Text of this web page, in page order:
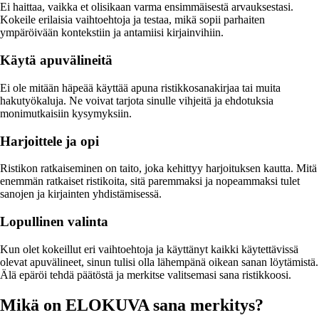
Ei haittaa, vaikka et olisikaan varma ensimmäisestä arvauksestasi.
Kokeile erilaisia vaihtoehtoja ja testaa, mikä sopii parhaiten
ympäröivään kontekstiin ja antamiisi kirjainvihiin.
Käytä apuvälineitä
Ei ole mitään häpeää käyttää apuna ristikkosanakirjaa tai muita
hakutyökaluja. Ne voivat tarjota sinulle vihjeitä ja ehdotuksia
monimutkaisiin kysymyksiin.
Harjoittele ja opi
Ristikon ratkaiseminen on taito, joka kehittyy harjoituksen kautta. Mitä
enemmän ratkaiset ristikoita, sitä paremmaksi ja nopeammaksi tulet
sanojen ja kirjainten yhdistämisessä.
Lopullinen valinta
Kun olet kokeillut eri vaihtoehtoja ja käyttänyt kaikki käytettävissä
olevat apuvälineet, sinun tulisi olla lähempänä oikean sanan löytämistä.
Älä epäröi tehdä päätöstä ja merkitse valitsemasi sana ristikkoosi.
Mikä on ELOKUVA sana merkitys?